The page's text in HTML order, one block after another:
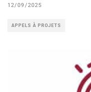
12/09/2025
APPELS À PROJETS